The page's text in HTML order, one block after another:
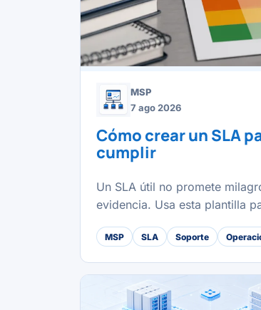
MSP
7 ago 2026
Cómo crear un SLA
cumplir
Un SLA útil no promete
evidencia. Usa esta plantilla
MSP SLA Soporte